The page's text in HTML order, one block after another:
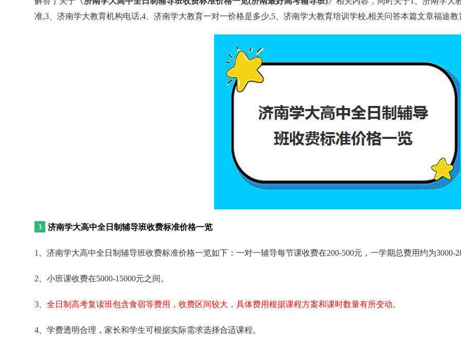
准,3、济南学大教育机构电话,4、济南学大教育一对一价格是多少,5、济南学大教育培训学校,相关问答本篇文章福途
济南学大高中全日制辅导班收费标准价格一览
1、济南学大高中全日制辅导班收费标准价格一览如下：一对一辅导每节课收费在200-500元，一学期总费用约为3000-
2、小班课收费在5000-15000元之间。
3、全日制高考复读班包含食宿等费用，收费区间较大，具体费用根据课程方案和课时数量有所变动。
4、学费透明合理，家长和学生可根据实际需求选择合适课程。